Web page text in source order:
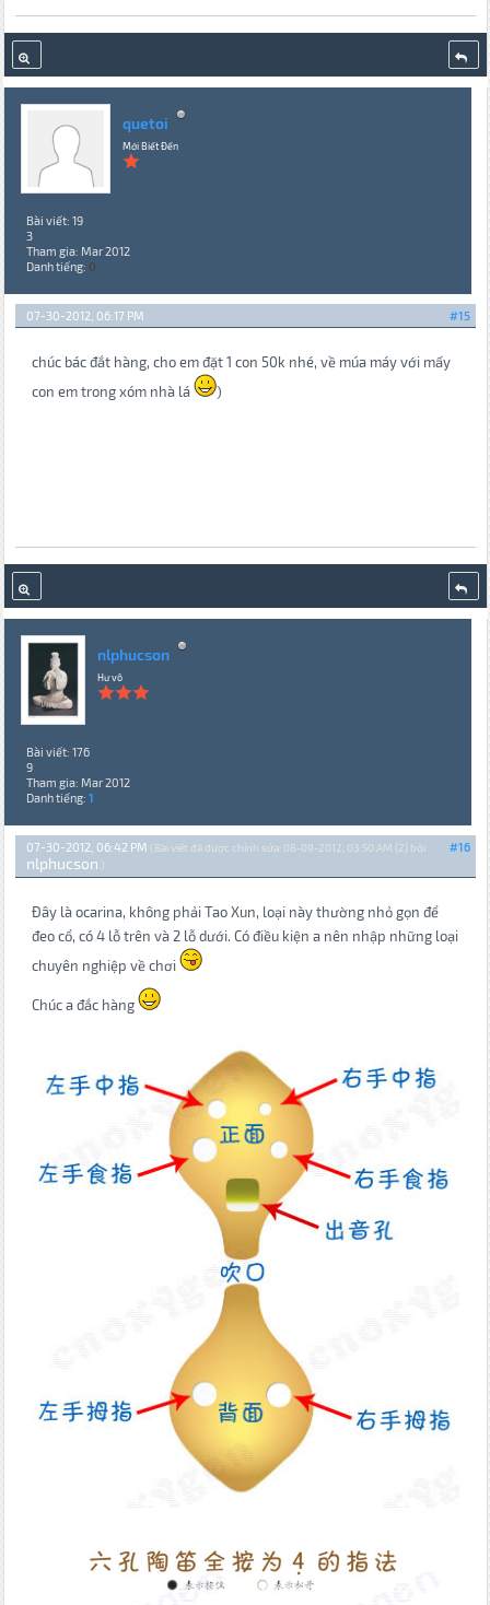
quetoi
Mới Biết Đến
Bài viết: 19
3
Tham gia: Mar 2012
Danh tiếng: 0
#15
07-30-2012, 06:17 PM
chúc bác đắt hàng, cho em đặt 1 con 50k nhé, về múa máy với mấy
con em trong xóm nhà lá
)
nlphucson
Hư vô
Bài viết: 176
9
Tham gia: Mar 2012
Danh tiếng: 1
#16
07-30-2012, 06:42 PM (Bài viết đã được chỉnh sửa: 08-09-2012, 03:50 AM {2} bởi
nlphucson .)
Đây là ocarina, không phải Tao Xun, loại này thường nhỏ gọn để
đeo cổ, có 4 lỗ trên và 2 lỗ dưới. Có điều kiện a nên nhập những loại
chuyên nghiệp về chơi
Chúc a đắc hàng